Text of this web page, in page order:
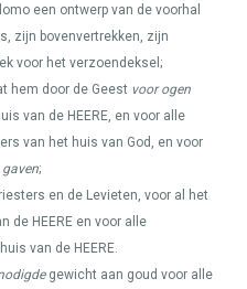
een ontwerp van de voorhal
zijn bovenvertrekken, zijn
voor het verzoendeksel;
hem door de Geest voor ogen
van de HEERE, en voor alle
van het huis van God, en voor
gaven;
en de Levieten, voor al het
de HEERE en voor alle
van de HEERE.
gewicht aan goud voor alle